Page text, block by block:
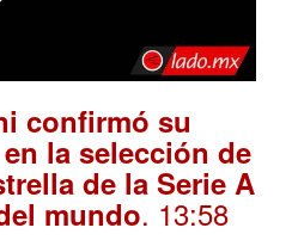
confirmó su
la selección de
de la Serie A
mundo. 13:58